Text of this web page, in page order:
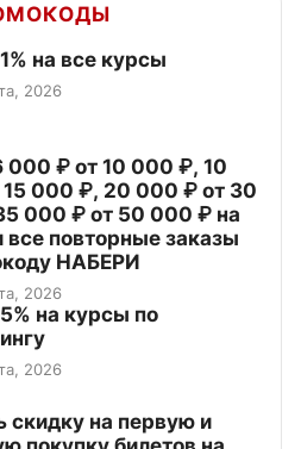
на все курсы
2026
000 ₽ от 10 000 ₽, 10
000 ₽, 20 000 ₽ от 30
000 ₽ от 50 000 ₽ на
все повторные заказы
НАБЕРИ
2026
на курсы по
2026
скидку на первую и